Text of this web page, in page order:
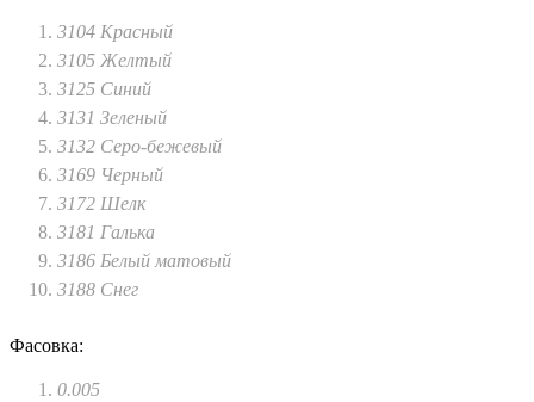
3104 Красный
3105 Желтый
3125 Синий
3131 Зеленый
3132 Серо-бежевый
3169 Черный
3172 Шелк
3181 Галька
3186 Белый матовый
3188 Снег
Фасовка:
0.005